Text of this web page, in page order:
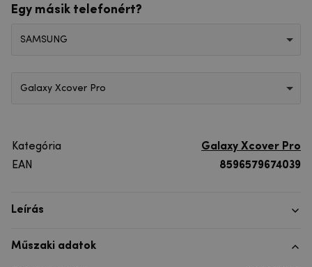
Egy másik telefonért?
SAMSUNG
Galaxy Xcover Pro
Kategória
Galaxy Xcover Pro
EAN
8596579674039
Leírás
Műszaki adatok